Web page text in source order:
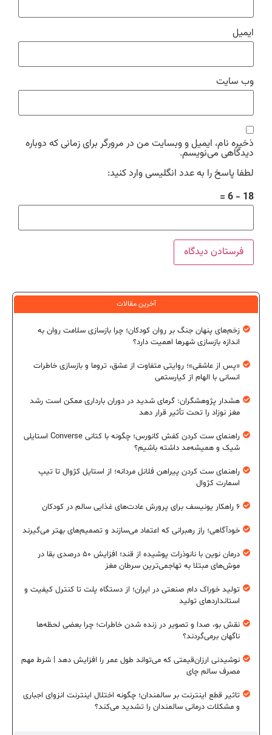
ایمیل
وب‌ سایت
ذخیره نام، ایمیل و وبسایت من در مرورگر برای زمانی که دوباره
دیدگاهی می‌نویسم.
لطفا پاسخ را به عدد انگلیسی وارد کنید:
18 − 6 =
آخرین مقالات
زخم‌های پنهان جنگ بر روان کودکان؛ چرا بازسازی سلامت روان به
اندازه بازسازی شهرها اهمیت دارد؟
«پس از عاشقی»؛ روایتی متفاوت از عشق، تروما و بازسازی خاطرات
انسانی با الهام از کیارستمی
هشدار پژوهشگران: گرمای شدید در دوران بارداری ممکن است رشد
مغز نوزاد را تحت تأثیر قرار دهد
راهنمای ست کردن کفش کانورس؛ چگونه با کتانی Converse استایلی
شیک و همیشه‌مد داشته باشیم؟
راهنمای ست کردن پیراهن فلانل مردانه؛ از استایل کژوال تا تیپ
اسمارت کژوال
۶ راهکار یونیسف برای پرورش عادت‌های غذایی سالم در کودکان
خودآگاهی؛ راز رهبرانی که اعتماد می‌سازند و تصمیم‌های بهتر می‌گیرند
درمان نوین با نانوذرات پوشیده از قند؛ افزایش ۵۰ درصدی بقا در
موش‌های مبتلا به تهاجمی‌ترین سرطان مغز
تولید خوراک دام صنعتی در ایران؛ از دستگاه پلت تا کنترل کیفیت و
استانداردهای تولید
نقش بو، صدا و تصویر در زنده شدن خاطرات؛ چرا بعضی لحظه‌ها
ناگهان برمی‌گردند؟
نوشیدنی ارزان‌قیمتی که می‌تواند طول عمر را افزایش دهد | شرط مهم
مصرف سالم چای
تاثیر قطع اینترنت بر سالمندان؛ چگونه اختلال اینترنت انزوای اجباری
و مشکلات درمانی سالمندان را تشدید می‌کند؟